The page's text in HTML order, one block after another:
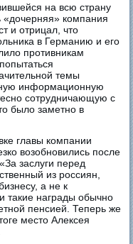
на всю страну
«дочерняя» компания
и отрицал, что
в Германию и его
противникам
темы
информационную
сотрудничающую с
было заметно в
главы компании
возобновились после
заслуги перед
из россиян,
а не к
такие награды обычно
пенсией. Теперь же
место Алексея